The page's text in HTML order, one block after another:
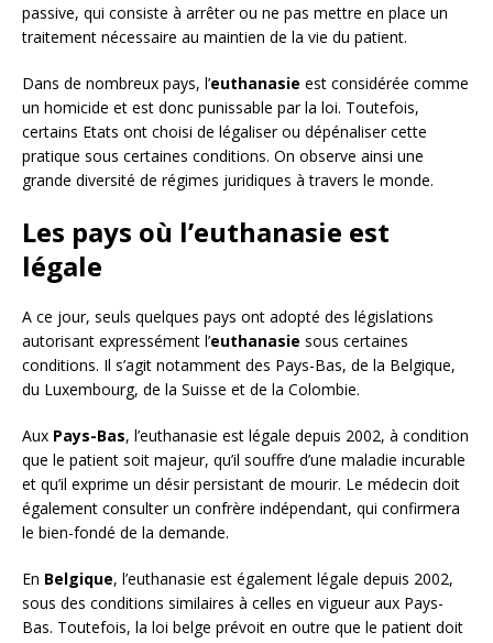
passive, qui consiste à arrêter ou ne pas mettre en place un
traitement nécessaire au maintien de la vie du patient.
Dans de nombreux pays, l’euthanasie est considérée comme
un homicide et est donc punissable par la loi. Toutefois,
certains Etats ont choisi de légaliser ou dépénaliser cette
pratique sous certaines conditions. On observe ainsi une
grande diversité de régimes juridiques à travers le monde.
Les pays où l’euthanasie est
légale
A ce jour, seuls quelques pays ont adopté des législations
autorisant expressément l’euthanasie sous certaines
conditions. Il s’agit notamment des Pays-Bas, de la Belgique,
du Luxembourg, de la Suisse et de la Colombie.
Aux Pays-Bas, l’euthanasie est légale depuis 2002, à condition
que le patient soit majeur, qu’il souffre d’une maladie incurable
et qu’il exprime un désir persistant de mourir. Le médecin doit
également consulter un confrère indépendant, qui confirmera
le bien-fondé de la demande.
En Belgique, l’euthanasie est également légale depuis 2002,
sous des conditions similaires à celles en vigueur aux Pays-
Bas. Toutefois, la loi belge prévoit en outre que le patient doit